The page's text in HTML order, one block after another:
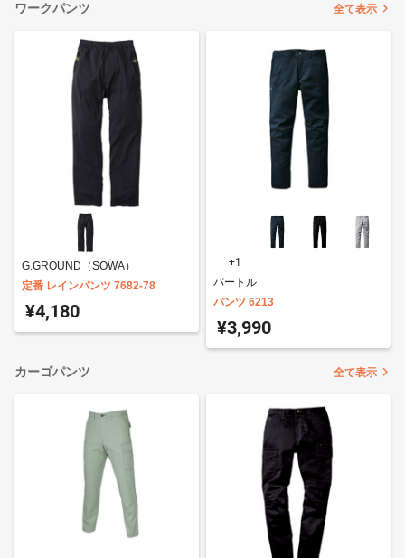
ワークパンツ 全て表示
G.GROUND（SOWA）
定番 レインパンツ 7682-78
¥4,180
+1
バートル
パンツ 6213
¥3,990
カーゴパンツ 全て表示